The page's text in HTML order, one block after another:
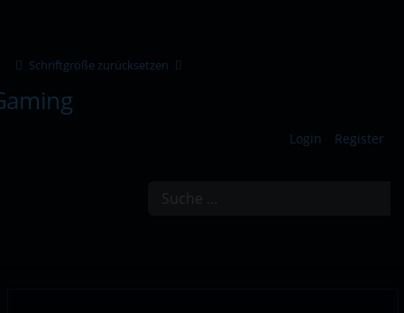
Schriftgröße zurücksetzen
Login Register